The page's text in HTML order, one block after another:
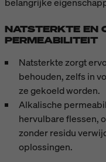
NATSTERKTE EN
PERMEABILITEIT
Natsterkte zorgt
behouden, zelfs in
ze gekoeld worden.
Alkalische
hervulbare flessen,
zonder residu
oplossingen.